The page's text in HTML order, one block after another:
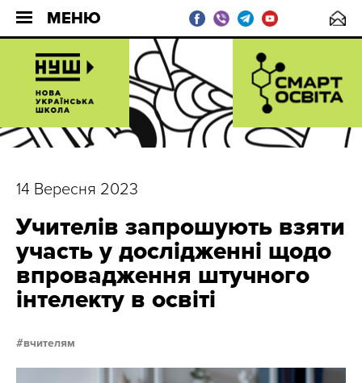
МЕНЮ
14 Вересня 2023
Учителів запрошують взяти
участь у дослідженні щодо
впровадження штучного
інтелекту в освіті
вчителям